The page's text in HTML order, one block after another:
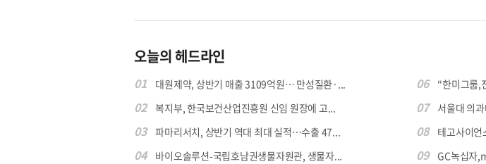
오늘의 헤드라인
01 대원제약, 상반기 매출 3109억원… 만성질환·...
02 복지부, 한국보건산업진흥원 신임 원장에 고...
03 파마리서치, 상반기 역대 최대 실적…수출 47...
04 바이오솔루션-국립호남권생물자원관, 생물자...
06 “한미그룹,
07 서울대 의과
08 테고사이언
09 GC녹십자